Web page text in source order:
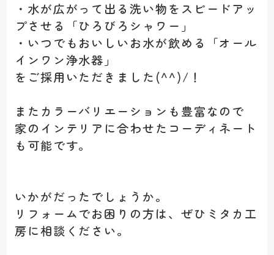
・水が広がって出る洗い物をスピードアッ
プさせる「ひろびろシャワー」
・いつでもおいしいお水が飲める「オール
インワン浄水器」
をご採用いただきました(^^)/！
またカラーバリエーションも豊富なので
家のインテリアに合わせたコーディネート
も可能です。
いかがだったでしょうか。
リフォームでお困りの方は、ぜひミタカ工
房に相談ください。